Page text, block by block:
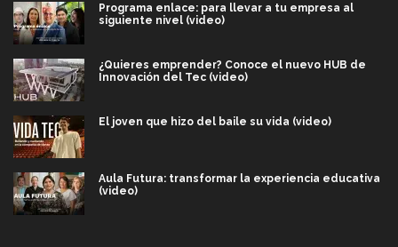
Programa enlace: para llevar a tu empresa al
siguiente nivel (video)
¿Quieres emprender? Conoce el nuevo HUB de
Innovación del Tec (video)
El joven que hizo del baile su vida (video)
Aula Futura: transformar la experiencia educativa
(video)